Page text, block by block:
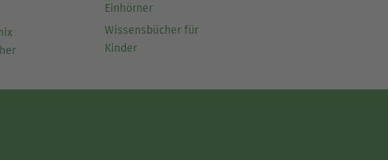
Einhörner
Wissensbücher für
Kinder